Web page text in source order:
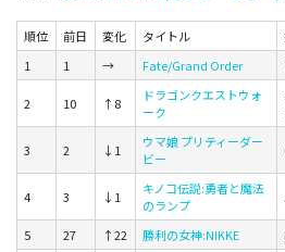
順位 前日 変化 タイトル
1
1 → Fate/Grand Order
2 10 ↑8
ドラゴンクエストウォ
ーク
3 2 ↓1
ウマ娘 プリティーダー
ビー
4 3 ↓1
キノコ伝説:勇者と魔法
のランプ
5 27 ↑22 勝利の女神:NIKKE